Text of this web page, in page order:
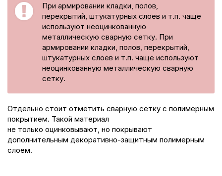
При армировании кладки, полов,
перекрытий, штукатурных слоев и т.п. чаще
используют неоцинкованную
металлическую сварную сетку. При
армировании кладки, полов, перекрытий,
штукатурных слоев и т.п. чаще используют
неоцинкованную металлическую сварную
сетку.
Отдельно стоит отметить сварную сетку с полимерным
покрытием. Такой материал
не только оцинковывают, но покрывают
дополнительным декоративно-защитным полимерным
слоем.